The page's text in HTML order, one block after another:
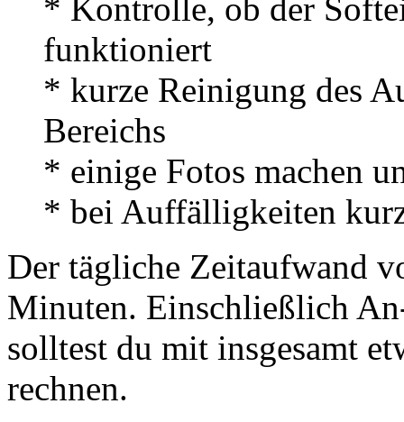
* Kontrolle, ob der
funktioniert
* kurze Reinigung des
Bereichs
* einige Fotos machen
* bei Auffälligkeiten
Der tägliche Zeitaufwand
Minuten. Einschließlich
solltest du mit insgesamt
rechnen.